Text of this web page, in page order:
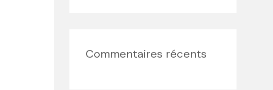
Commentaires récents